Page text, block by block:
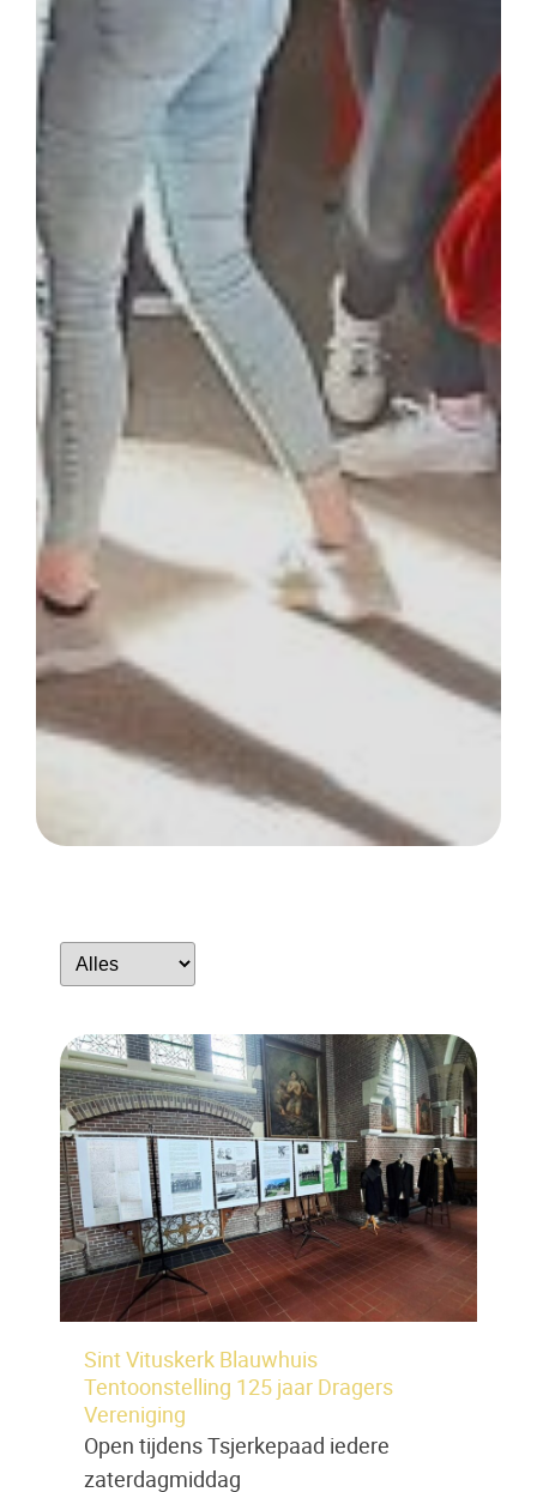
Sint Vituskerk Blauwhuis
Tentoonstelling 125 jaar Dragers
Vereniging
Open tijdens Tsjerkepaad iedere
zaterdagmiddag